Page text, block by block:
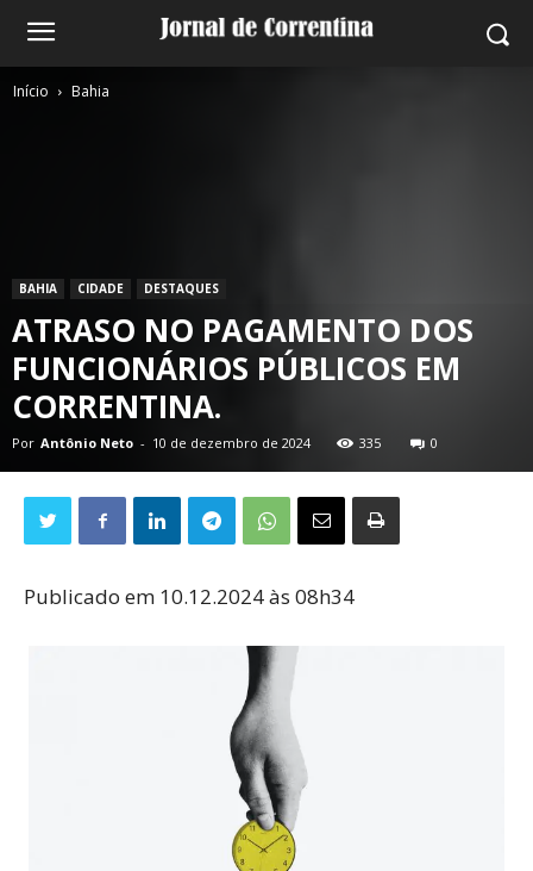
Início Bahia
BAHIA CIDADE DESTAQUES
ATRASO NO PAGAMENTO DOS
FUNCIONÁRIOS PÚBLICOS EM
CORRENTINA.
Por Antônio Neto - 10 de dezembro de 2024 335 0
Publicado em 10.12.2024 às 08h34